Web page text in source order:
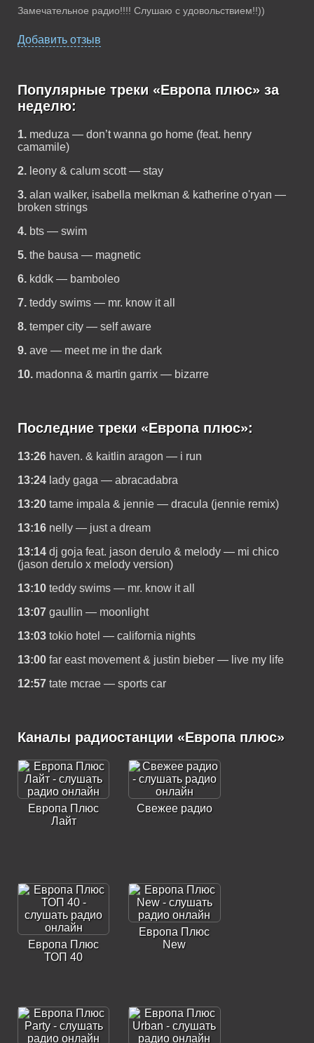
Замечательное радио!!!! Слушаю с удовольствием!!))
Добавить отзыв
Популярные треки «Европа плюс» за
неделю:
1. meduza — don’t wanna go home (feat. henry
camamile)
2. leony & calum scott — stay
3. alan walker, isabella melkman & katherine o'ryan —
broken strings
4. bts — swim
5. the bausa — magnetic
6. kddk — bamboleo
7. teddy swims — mr. know it all
8. temper city — self aware
9. ave — meet me in the dark
10. madonna & martin garrix — bizarre
Последние треки «Европа плюс»:
13:26 haven. & kaitlin aragon — i run
13:24 lady gaga — abracadabra
13:20 tame impala & jennie — dracula (jennie remix)
13:16 nelly — just a dream
13:14 dj goja feat. jason derulo & melody — mi chico
(jason derulo x melody version)
13:10 teddy swims — mr. know it all
13:07 gaullin — moonlight
13:03 tokio hotel — california nights
13:00 far east movement & justin bieber — live my life
12:57 tate mcrae — sports car
Каналы радиостанции «Европа плюс»
Европа Плюс
Лайт
Свежее радио
Европа Плюс
ТОП 40
Европа Плюс
New